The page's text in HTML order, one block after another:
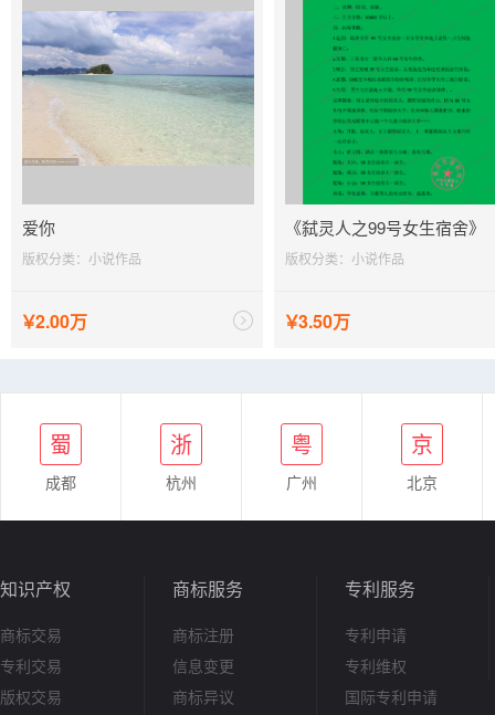
爱你
版权分类：小说作品
￥2.00万
《弑灵人之99号女生宿舍》
版权分类：小说作品
￥3.50万
蜀
成都
浙
杭州
粤
广州
京
北京
知识产权
商标交易
专利交易
版权交易
商标服务
商标注册
信息变更
商标异议
专利服务
专利申请
专利维权
国际专利申请